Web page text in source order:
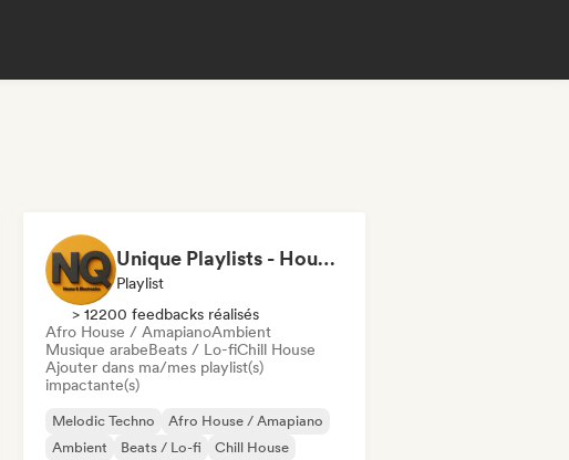
Unique Playlists - House & Electronics
Playlist
> 12200 feedbacks réalisés
Afro House / AmapianoAmbient
Musique arabeBeats / Lo-fiChill House
Ajouter dans ma/mes playlist(s)
impactante(s)
Melodic Techno
Afro House / Amapiano
Ambient
Beats / Lo-fi
Chill House